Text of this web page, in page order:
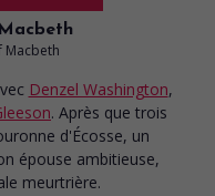
Macbeth
Denzel Washington,
. Après que trois
d'Écosse, un
épouse ambitieuse,
meurtrière.